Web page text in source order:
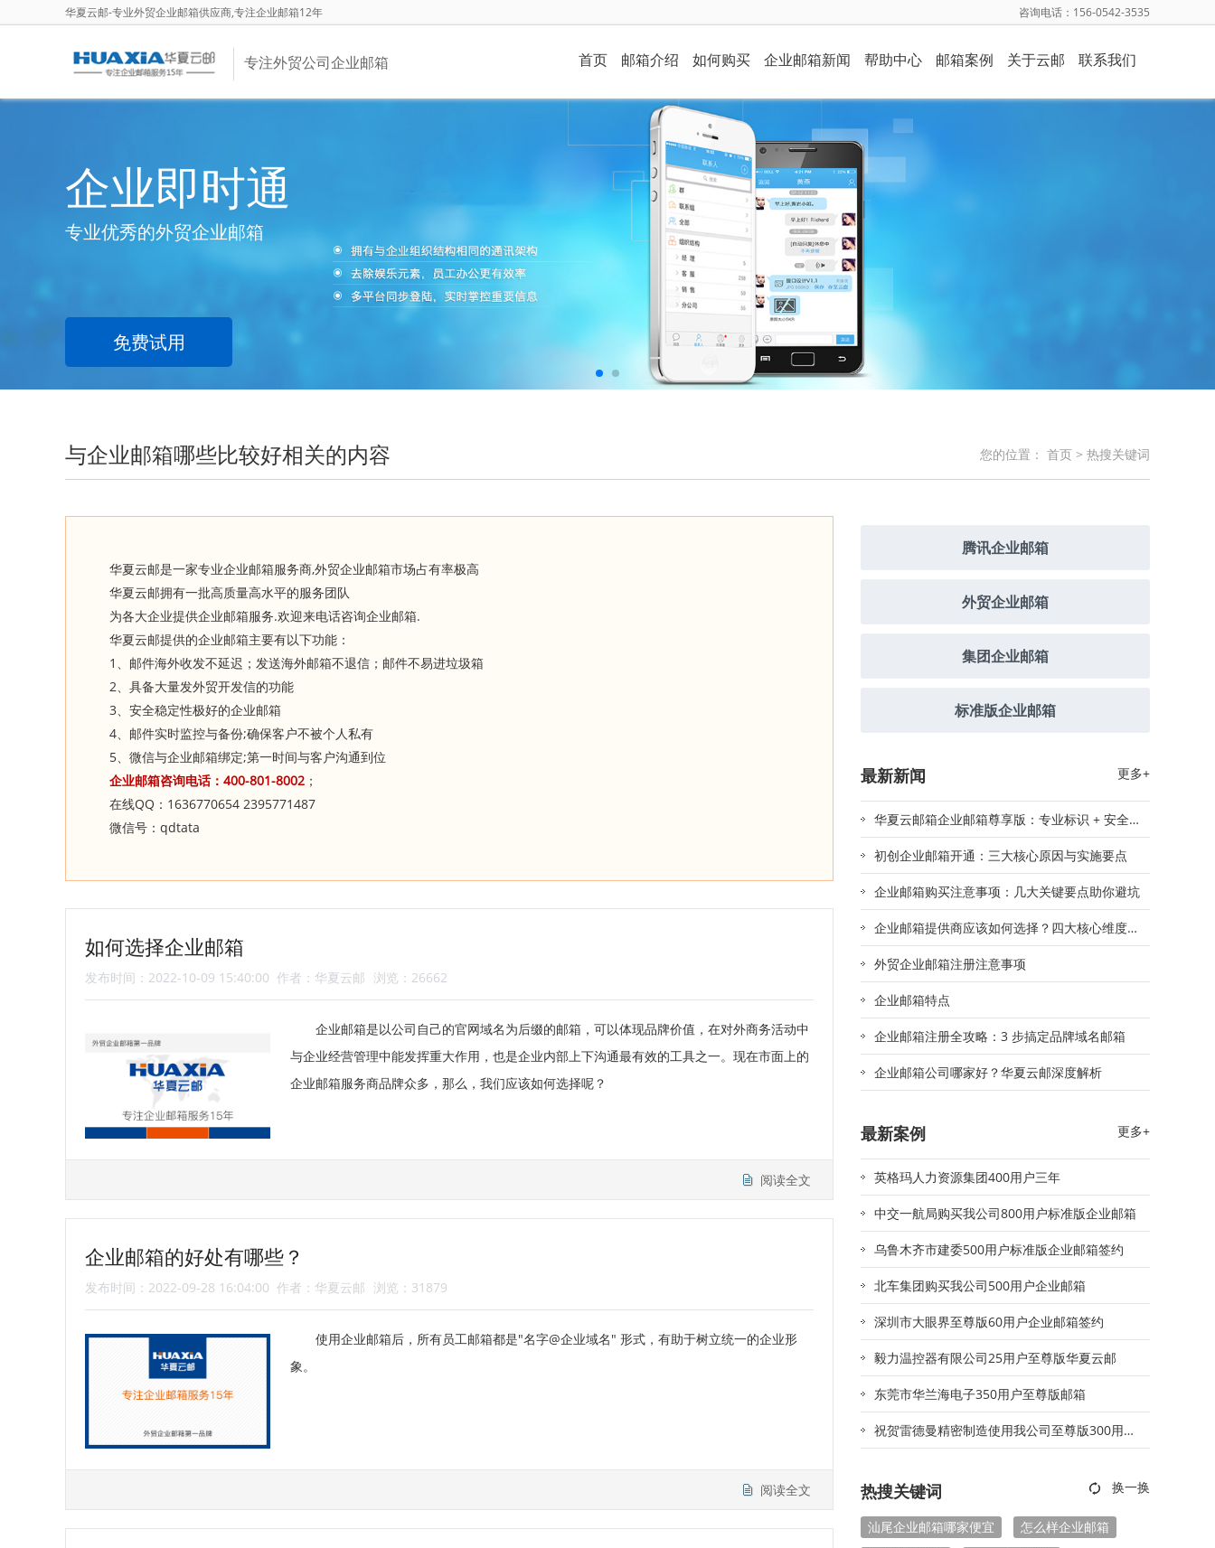
华夏云邮-专业外贸企业邮箱供应商,专注企业邮箱12年 咨询电话：156-0542-3535
专注外贸公司企业邮箱 首页 邮箱介绍 如何购买 企业邮箱新闻 帮助中心 邮箱案例 关于云邮 联系我们
企业即时通
专业优秀的外贸企业邮箱
免费试用
与企业邮箱哪些比较好相关的内容 您的位置： 首页 > 热搜关键词
华夏云邮是一家专业企业邮箱服务商,外贸企业邮箱市场占有率极高
华夏云邮拥有一批高质量高水平的服务团队
为各大企业提供企业邮箱服务.欢迎来电话咨询企业邮箱.
华夏云邮提供的企业邮箱主要有以下功能：
1 、邮件海外收发不延迟；发送海外邮箱不退信；邮件不易进垃圾箱
2、具备大量发外贸开发信的功能
3、安全稳定性极好的企业邮箱
4、邮件实时监控与备份;确保客户不被个人私有
5、微信与企业邮箱绑定;第一时间与客户沟通到位
企业邮箱咨询电话： 400-801-8002 ；
在线QQ ： 1636770654 2395771487
微信号： qdtata
如何选择企业邮箱
发布时间：2022-10-09 15:40:00 作者：华夏云邮 浏览：26662
企业邮箱是以公司自己的官网域名为后缀的邮箱，可以体现品牌价值，在对外商务活动中
与企业经营管理中能发挥重大作用，也是企业内部上下沟通最有效的工具之一。现在市面上的
企业邮箱服务商品牌众多，那么，我们应该如何选择呢？
阅读全文
企业邮箱的好处有哪些？
发布时间：2022-09-28 16:04:00 作者：华夏云邮 浏览：31879
使用企业邮箱后，所有员工邮箱都是"名字@企业域名" 形式，有助于树立统一的企业形
象。
阅读全文
腾讯企业邮箱
外贸企业邮箱
集团企业邮箱
标准版企业邮箱
最新新闻 更多+
华夏云邮箱企业邮箱尊享版：专业标识 + 安全
防护，助力品牌精准触达
初创企业邮箱开通：三大核心原因与实施要点
企业邮箱购买注意事项：几大关键要点助你避坑
企业邮箱提供商应该如何选择？四大核心维度助
你精准决策
外贸企业邮箱注册注意事项
企业邮箱特点
企业邮箱注册全攻略：3 步搞定品牌域名邮箱
企业邮箱公司哪家好？华夏云邮深度解析
最新案例 更多+
英格玛人力资源集团400用户三年
中交一航局购买我公司800用户标准版企业邮箱
乌鲁木齐市建委500用户标准版企业邮箱签约
北车集团购买我公司500用户企业邮箱
深圳市大眼界至尊版60用户企业邮箱签约
毅力温控器有限公司25用户至尊版华夏云邮
东莞市华兰海电子350用户至尊版邮箱
祝贺雷德曼精密制造使用我公司至尊版300用户
热搜关键词
汕尾企业邮箱哪家便宜
怎么样企业邮箱